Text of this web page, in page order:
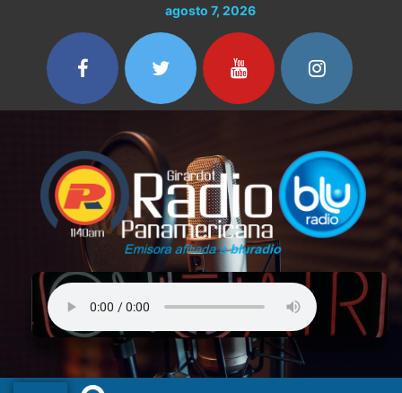
contenido
agosto 7, 2026